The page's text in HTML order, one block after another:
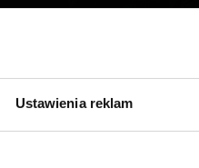
Ustawienia reklam